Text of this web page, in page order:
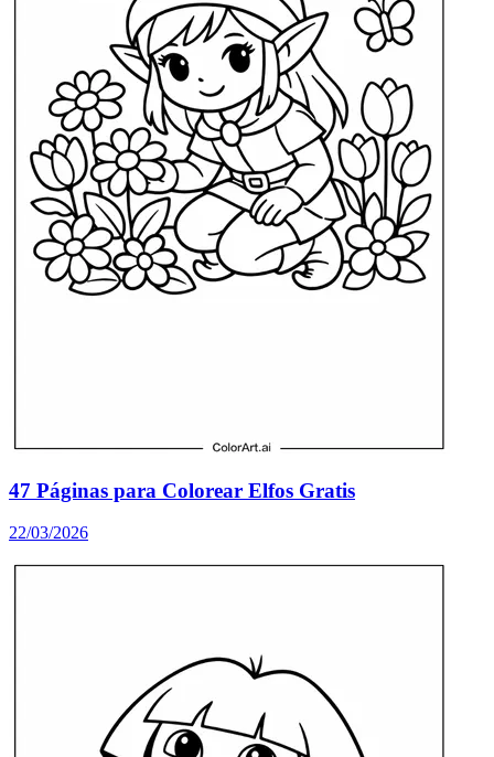
47 Páginas para Colorear Elfos Gratis
22/03/2026